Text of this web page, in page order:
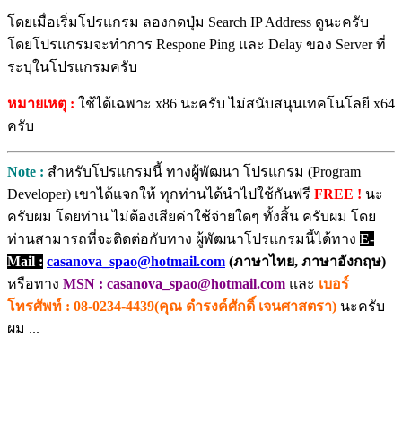
โดยเมื่อเริ่มโปรแกรม ลองกดปุ่ม Search IP Address ดูนะครับ
โดยโปรแกรมจะทำการ Respone Ping และ Delay ของ Server ที่
ระบุในโปรแกรมครับ
หมายเหตุ : ใช้ได้เฉพาะ x86 นะครับ ไม่สนับสนุนเทคโนโลยี x64
ครับ
Note : สำหรับโปรแกรมนี้ ทางผู้พัฒนา โปรแกรม (Program
Developer) เขาได้แจกให้ ทุกท่านได้นำไปใช้กันฟรี FREE ! นะ
ครับผม โดยท่าน ไม่ต้องเสียค่าใช้จ่ายใดๆ ทั้งสิ้น ครับผม โดย
ท่านสามารถที่จะติดต่อกับทาง ผู้พัฒนาโปรแกรมนี้ได้ทาง E-
Mail : casanova_spao@hotmail.com (ภาษาไทย, ภาษาอังกฤษ)
หรือทาง MSN : casanova_spao@hotmail.com และ เบอร์
โทรศัพท์ : 08-0234-4439(คุณ ดำรงค์ศักดิ์ เจนศาสตรา) นะครับ
ผม ...